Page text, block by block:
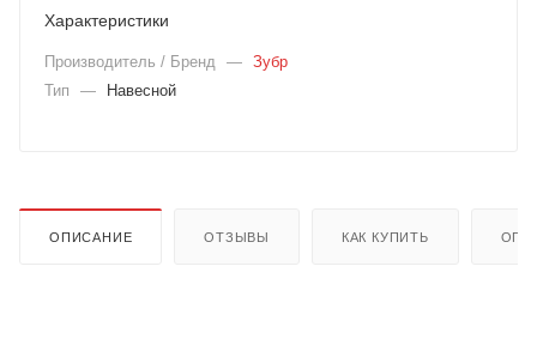
Характеристики
Производитель / Бренд — Зубр
Тип
— Навесной
ОПИСАНИЕ ОТЗЫВЫ КАК КУПИТЬ